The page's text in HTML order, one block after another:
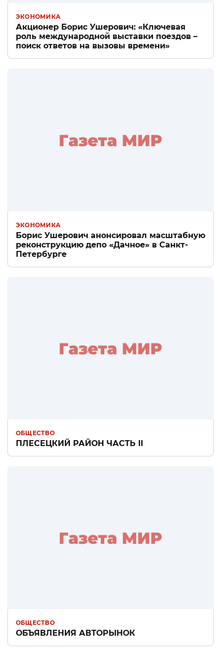
ЭКОНОМИКА
Акционер Борис Ушерович: «Ключевая
роль международной выставки поездов –
поиск ответов на вызовы времени»
ЭКОНОМИКА
Борис Ушерович анонсировал масштабную
реконструкцию депо «Дачное» в Санкт-
Петербурге
ОБЩЕСТВО
ПЛЕСЕЦКИЙ РАЙОН ЧАСТЬ II
ОБЩЕСТВО
ОБЪЯВЛЕНИЯ АВТОРЫНОК